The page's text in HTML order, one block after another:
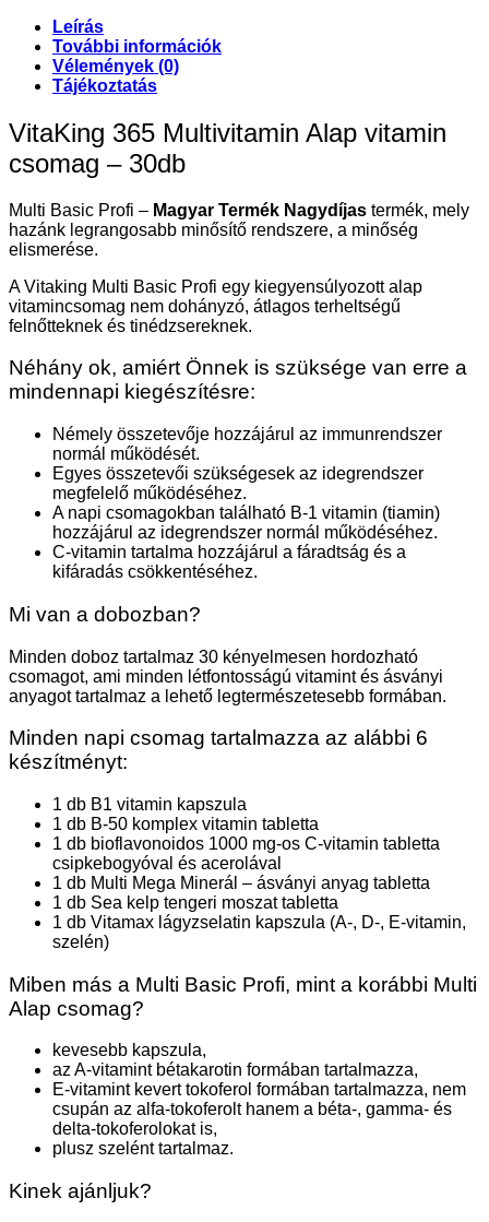
Leírás
További információk
Vélemények (0)
Tájékoztatás
VitaKing 365 Multivitamin Alap vitamin
csomag – 30db
Multi Basic Profi – Magyar Termék Nagydíjas termék, mely
hazánk legrangosabb minősítő rendszere, a minőség
elismerése.
A Vitaking Multi Basic Profi egy kiegyensúlyozott alap
vitamincsomag nem dohányzó, átlagos terheltségű
felnőtteknek és tinédzsereknek.
Néhány ok, amiért Önnek is szüksége van erre a
mindennapi kiegészítésre:
Némely összetevője hozzájárul az immunrendszer
normál működését.
Egyes összetevői szükségesek az idegrendszer
megfelelő működéséhez.
A napi csomagokban található B-1 vitamin (tiamin)
hozzájárul az ideg­rendszer normál működésé­hez.
C-vitamin tartalma hozzájárul a fáradtság és a
kifáradás csök­kentéséhez.
Mi van a dobozban?
Minden doboz tartalmaz 30 kényelmesen hordozható
csomagot, ami minden létfontosságú vitamint és ásványi
anyagot tartalmaz a lehető legtermészetesebb formában.
Minden napi csomag tartalmazza az alábbi 6
készítményt:
1 db B1 vitamin kapszula
1 db B-50 komplex vitamin tabletta
1 db bioflavonoidos 1000 mg-os C-vitamin tabletta
csipkebogyóval és acerolával
1 db Multi Mega Minerál – ásványi anyag tabletta
1 db Sea kelp tengeri moszat tabletta
1 db Vitamax lágyzselatin kapszula (A-, D-, E-vitamin,
szelén)
Miben más a Multi Basic Profi, mint a korábbi Multi
Alap csomag?
kevesebb kapszula,
az A-vitamint bétakarotin formában tartalmazza,
E-vitamint kevert tokoferol formában tartalmazza, nem
csupán az alfa-tokoferolt hanem a béta-, gamma- és
delta-tokoferolokat is,
plusz szelént tartalmaz.
Kinek ajánljuk?